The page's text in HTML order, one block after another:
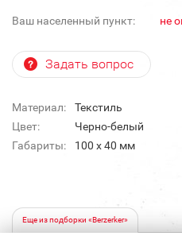
Ваш населенный пункт: не
Задать вопрос
Материал:
Текстиль
Цвет:
Черно-белый
Габариты:
100 x 40 мм
Еще из подборки «Berzerker»